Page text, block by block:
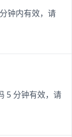
钟内有效，请
5 分钟有效，请